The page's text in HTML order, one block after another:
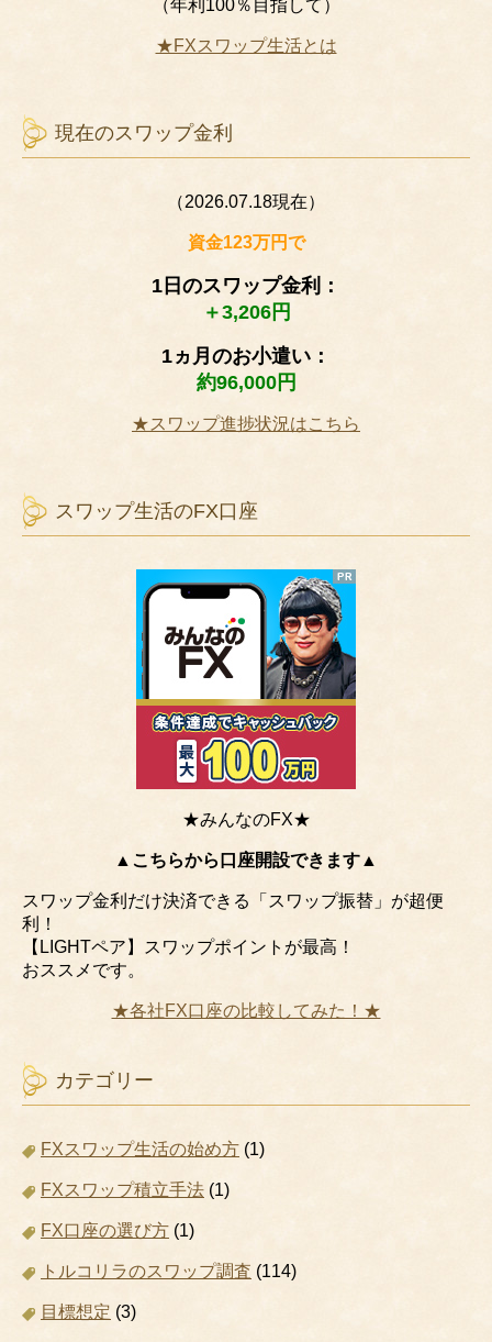
（年利100％目指して）
★FXスワップ生活とは
現在のスワップ金利
（2026.07.18現在）
資金123万円で
1日のスワップ金利：
＋3,206円
1ヵ月のお小遣い：
約96,000円
★スワップ進捗状況はこちら
スワップ生活のFX口座
★みんなのFX★
▲こちらから口座開設できます▲
スワップ金利だけ決済できる「スワップ振替」が超便
利！
【LIGHTペア】スワップポイントが最高！
おススメです。
★各社FX口座の比較してみた！★
カテゴリー
FXスワップ生活の始め方 (1)
FXスワップ積立手法 (1)
FX口座の選び方 (1)
トルコリラのスワップ調査 (114)
目標想定 (3)